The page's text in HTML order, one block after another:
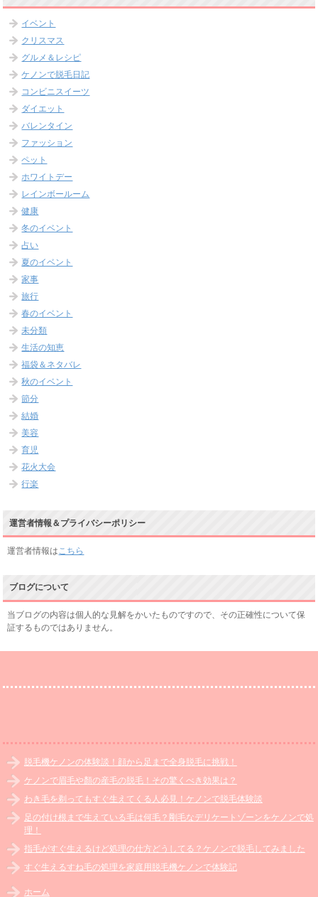
イベント
クリスマス
グルメ＆レシピ
ケノンで脱毛日記
コンビニスイーツ
ダイエット
バレンタイン
ファッション
ペット
ホワイトデー
レインボールーム
健康
冬のイベント
占い
夏のイベント
家事
旅行
春のイベント
未分類
生活の知恵
福袋＆ネタバレ
秋のイベント
節分
結婚
美容
育児
花火大会
行楽
運営者情報＆プライバシーポリシー
運営者情報はこちら
ブログについて
当ブログの内容は個人的な見解をかいたものですので、その正確性について保
証するものではありません。
脱毛機ケノンの体験談！顔から足まで全身脱毛に挑戦！
ケノンで眉毛や顏の産毛の脱毛！その驚くべき効果は？
わき毛を剃ってもすぐ生えてくる人必見！ケノンで脱毛体験談
足の付け根まで生えている毛は何毛？剛毛なデリケートゾーンをケノンで処
理！
指毛がすぐ生えるけど処理の仕方どうしてる？ケノンで脱毛してみました
すぐ生えるすね毛の処理を家庭用脱毛機ケノンで体験記
ホーム